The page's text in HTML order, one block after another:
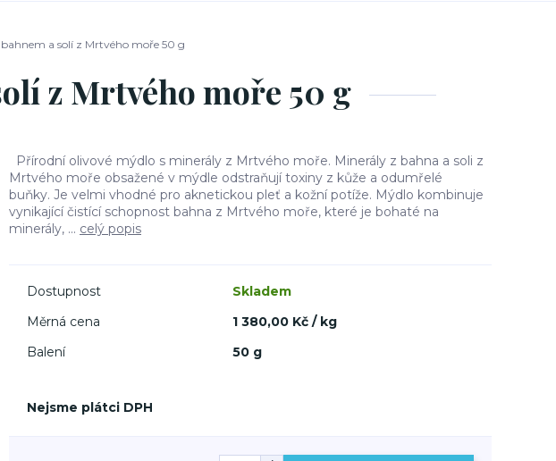
a solí z Mrtvého moře 50 g
z Mrtvého moře 50 g
Přírodní olivové mýdlo s minerály z Mrtvého moře. Minerály z bahna a soli z
Mrtvého moře obsažené v mýdle odstraňují toxiny z kůže a odumřelé
buňky. Je velmi vhodné pro aknetickou pleť a kožní potíže. Mýdlo kombinuje
vynikající čistící schopnost bahna z Mrtvého moře, které je bohaté na
minerály, ... celý popis
Dostupnost
Skladem
Měrná cena
1 380,00 Kč / kg
Balení
50 g
Nejsme plátci DPH